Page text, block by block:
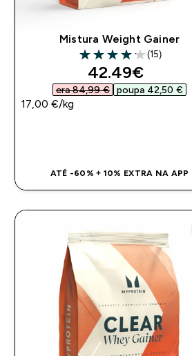
Mistura Weight Gainer
4.13 out of 5 stars
(15)
discounted
42.49€‎
era 84,99 €‎ poupa 42,50 €‎
17,00 €‎/kg
ATÉ -60% + 10% EXTRA NA APP